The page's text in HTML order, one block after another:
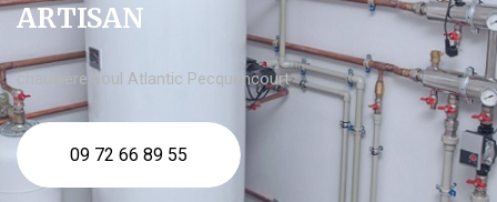
ARTISAN
chaudière fioul Atlantic Pecquencourt
09 72 66 89 55